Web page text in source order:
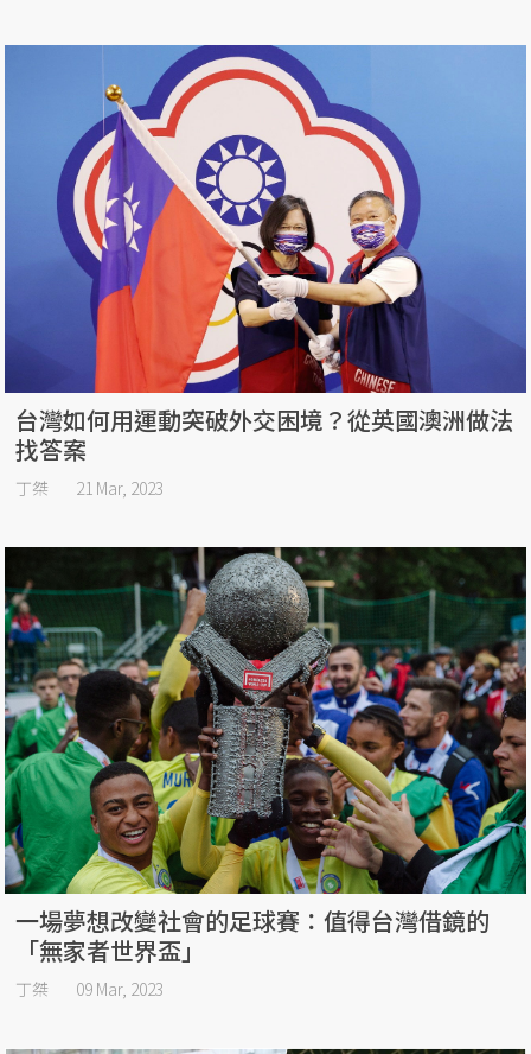
台灣如何用運動突破外交困境？從英國澳洲做法
找答案
丁桀 21 Mar, 2023
一場夢想改變社會的足球賽：值得台灣借鏡的
「無家者世界盃」
丁桀 09 Mar, 2023